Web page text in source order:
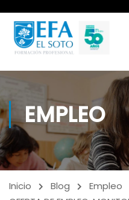
EMPLEO
Inicio Blog
Empleo